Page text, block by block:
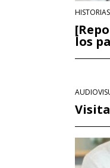
HISTORIAS
los